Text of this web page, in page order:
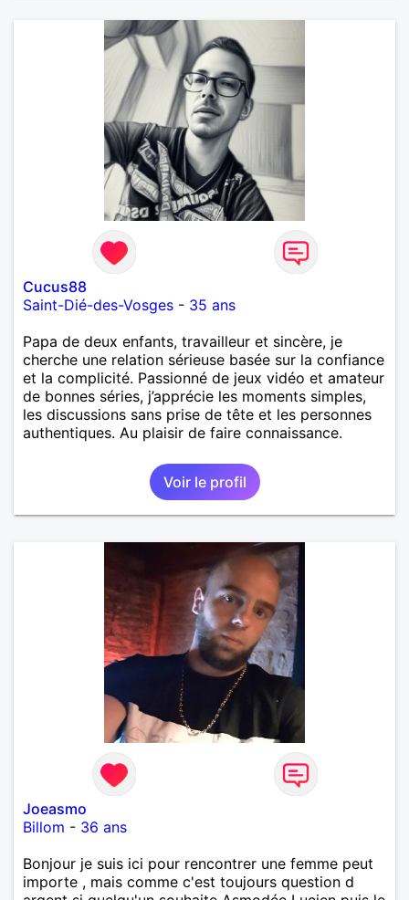
Cucus88
Saint-Dié-des-Vosges - 35 ans
Papa de deux enfants, travailleur et sincère, je
cherche une relation sérieuse basée sur la confiance
et la complicité. Passionné de jeux vidéo et amateur
de bonnes séries, j’apprécie les moments simples,
les discussions sans prise de tête et les personnes
authentiques. Au plaisir de faire connaissance.
Voir le profil
Joeasmo
Billom - 36 ans
Bonjour je suis ici pour rencontrer une femme peut
importe , mais comme c'est toujours question d